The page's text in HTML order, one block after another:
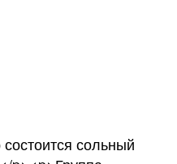
сольный